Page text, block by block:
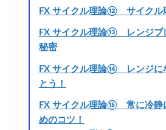
FX サイクル理論⑫ サイクル
FX サイクル理論⑬ レンジブ
秘密
FX サイクル理論⑭ レンジに
とう！
FX サイクル理論⑮ 常に冷静
めのコツ！